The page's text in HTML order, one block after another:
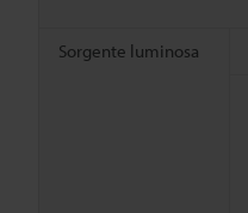
Sorgente luminosa